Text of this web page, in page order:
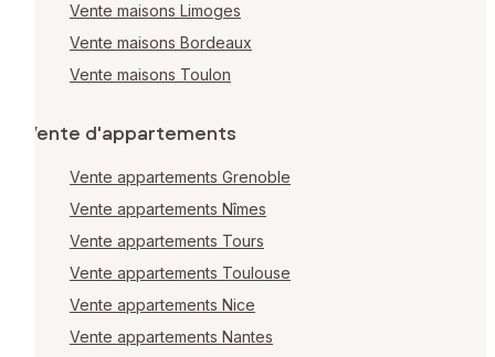
Vente maisons Limoges
Vente maisons Bordeaux
Vente maisons Toulon
Vente d'appartements
Vente appartements Grenoble
Vente appartements Nîmes
Vente appartements Tours
Vente appartements Toulouse
Vente appartements Nice
Vente appartements Nantes